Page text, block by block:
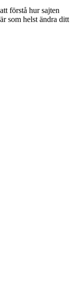
förstå hur sajten
som helst ändra ditt